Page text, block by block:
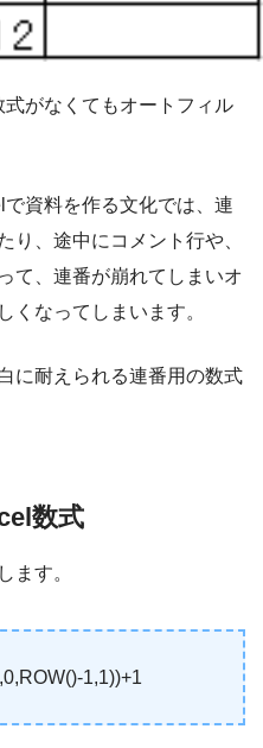
がなくてもオートフィル
資料を作る文化では、連
り、途中にコメント行や、
て、連番が崩れてしまいオ
くなってしまいます。
に耐えられる連番用の数式
数式
ます。
1,1))+1